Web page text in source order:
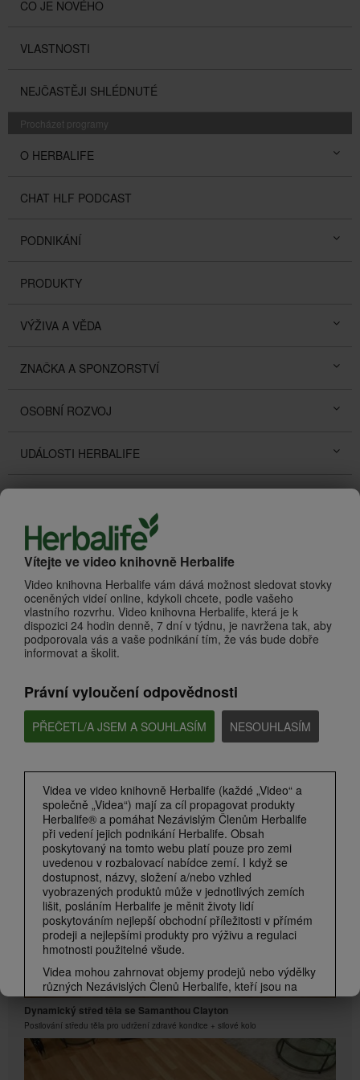
Vítejte ve video knihovně Herbalife
Video knihovna Herbalife vám dává možnost sledovat stovky
oceněných videí online, kdykoli chcete, podle vašeho
vlastního rozvrhu. Video knihovna Herbalife, která je k
dispozici 24 hodin denně, 7 dní v týdnu, je navržena tak, aby
podporovala vás a vaše podnikání tím, že vás bude dobře
informovat a školit.
Právní vyloučení odpovědnosti
PŘEČETL/A JSEM A SOUHLASÍM NESOUHLASÍM
Videa ve video knihovně Herbalife (každé „Video“ a
společně „Videa“) mají za cíl propagovat produkty
Herbalife® a pomáhat Nezávislým Členům Herbalife
při vedení jejich podnikání Herbalife. Obsah
poskytovaný na tomto webu platí pouze pro zemi
uvedenou v rozbalovací nabídce zemí. I když se
dostupnost, názvy, složení a/nebo vzhled
vyobrazených produktů může v jednotlivých zemích
lišit, posláním Herbalife je měnit životy lidí
poskytováním nejlepší obchodní příležitosti v přímém
prodeji a nejlepšími produkty pro výživu a regulaci
hmotnosti použitelné všude.
Videa mohou zahrnovat objemy prodejů nebo výdělky
různých Nezávislých Členů Herbalife, kteří jsou na
různých úrovních v rámci marketingového plánu a
kteří sídlí v různých zemích. Tyto příjmy se vztahují
na zobrazené jednotlivce (nebo příklady) a nejsou
průměrné; ani nepředstavují záruku toho, co vyděláte.
Nejnovější údaje o průměrné finanční výkonnosti
CO JE NOVÉHO
VLASTNOSTI
NEJČASTĚJI SHLÉDNUTÉ
Procházet programy
O HERBALIFE
CHAT HLF PODCAST
PODNIKÁNÍ
PRODUKTY
VÝŽIVA A VĚDA
ZNAČKA A SPONZORSTVÍ
OSOBNÍ ROZVOJ
UDÁLOSTI HERBALIFE
PROMOTIONS
O HERBALIFE Zhlédnout vše
1:18
Vítejte v Herbalife
Co představuje společnost Herbalife?
Dynamický střed těla se Samanthou Clayton
Posilování středu těla pro udržení zdravé kondice + silové kolo